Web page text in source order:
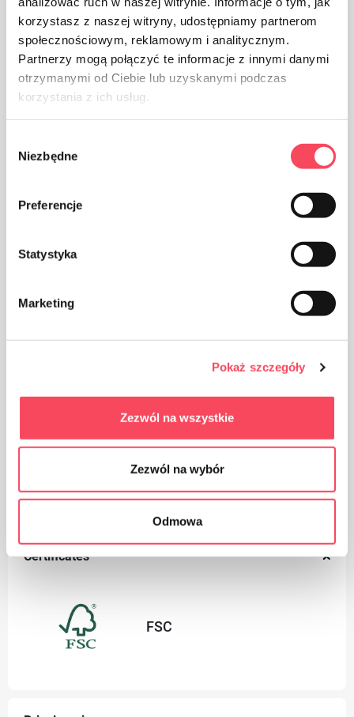
korzystasz z naszej witryny, udostępniamy partnerom
społecznościowym, reklamowym i analitycznym.
Partnerzy mogą połączyć te informacje z innymi danymi
otrzymanymi od Ciebie lub uzyskanymi podczas
korzystania z ich usług.
zgody
Niezbędne
Preferencje
Statystyka
Marketing
Pokaż szczegóły
Zezwól na wszystkie
Zezwól na wybór
Odmowa
Pakuotė iš kartono
Pasirūpinkite švara, išmeskite panaudoto produkto
pakuotę į šiukšliadėžę
Certificates
FSC